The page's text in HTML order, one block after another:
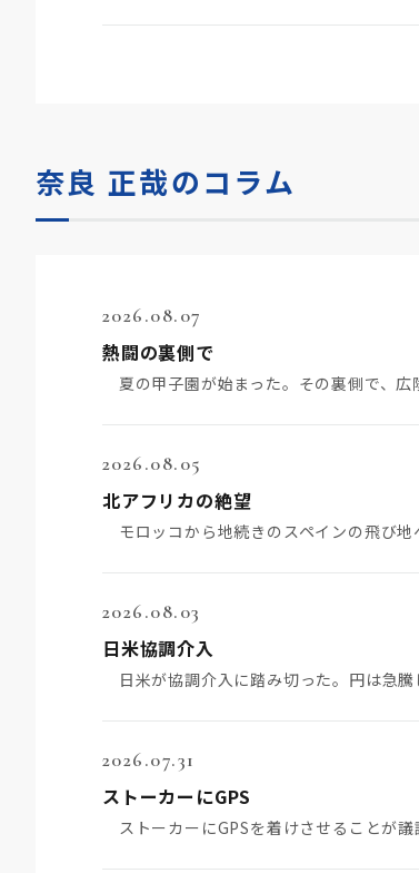
奈良 正哉のコラム
2026.08.07
熱闘の裏側で
2026.08.05
北アフリカの絶望
2026.08.03
日米協調介入
2026.07.31
ストーカーにGPS